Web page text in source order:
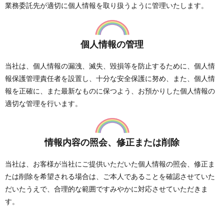
業務委託先が適切に個人情報を取り扱うように管理いたします。
個人情報の管理
当社は、個人情報の漏洩、滅失、毀損等を防止するために、個人情
報保護管理責任者を設置し、十分な安全保護に努め、また、個人情
報を正確に、また最新なものに保つよう、お預かりした個人情報の
適切な管理を行います。
情報内容の照会、修正または削除
当社は、お客様が当社にご提供いただいた個人情報の照会、修正ま
たは削除を希望される場合は、ご本人であることを確認させていた
だいたうえで、合理的な範囲ですみやかに対応させていただきま
す。